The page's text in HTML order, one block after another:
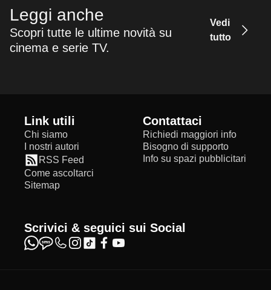
Leggi anche
Scopri tutte le ultime novità su
cinema e serie TV.
Vedi
tutto
Link utili
Chi siamo
I nostri autori
RSS Feed
Come ascoltarci
Sitemap
Contattaci
Richiedi maggiori info
Bisogno di supporto
Info su spazi pubblicitari
Scrivici & seguici sui Social